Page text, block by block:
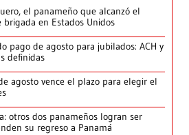
el panameño que alcanzó el
en Estados Unidos
pago de agosto para jubilados: ACH y
definidas
agosto vence el plazo para elegir el
otros dos panameños logran ser
su regreso a Panamá